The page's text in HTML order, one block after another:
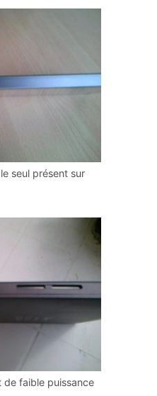
seul présent sur
de faible puissance